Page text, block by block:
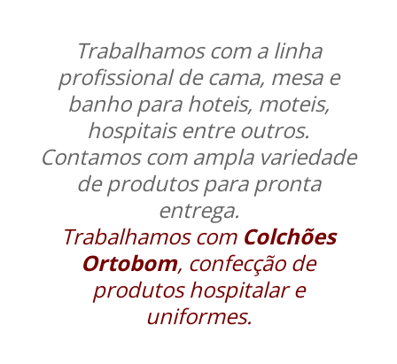
Trabalhamos com a linha
profissional de cama, mesa e
banho para hoteis, moteis,
hospitais entre outros.
Contamos com ampla variedade
de produtos para pronta
entrega.
Trabalhamos com Colchões
Ortobom, confecção de
produtos hospitalar e
uniformes.